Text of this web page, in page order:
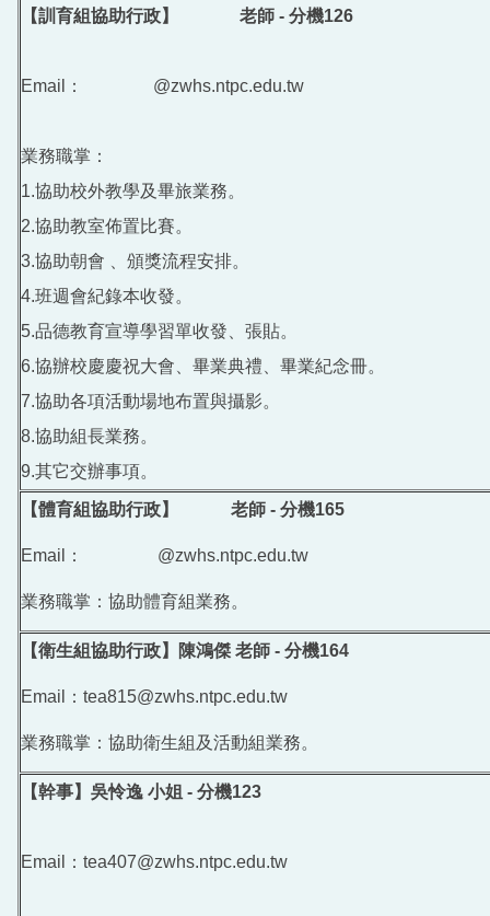
【訓育組協助行政】 老師 - 分機126
Email： @zwhs.ntpc.edu.tw
業務職掌：
1.協助校外教學及畢旅業務。
2.協助教室佈置比賽。
3.協助朝會 、頒獎流程安排。
4.班週會紀錄本收發。
5.品德教育宣導學習單收發、張貼。
6.協辦校慶慶祝大會、畢業典禮、畢業紀念冊。
7.協助各項活動場地布置與攝影。
8.協助組長業務。
9.其它交辦事項。
【體育組協助行政】 老師 - 分機165
Email： @zwhs.ntpc.edu.tw
業務職掌：協助體育組業務。
【衛生組協助行政】陳鴻傑 老師 - 分機164
Email：tea815@zwhs.ntpc.edu.tw
業務職掌：協助衛生組及活動組業務。
【幹事】吳怜逸 小姐 - 分機123
Email：tea407@zwhs.ntpc.edu.tw